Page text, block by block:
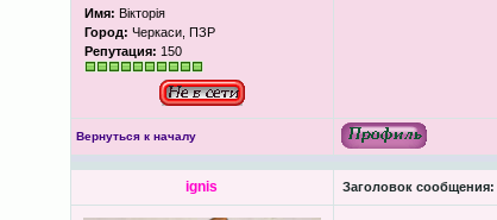
Имя: Вікторія
Город: Черкаси, ПЗР
Репутация: 150
Вернуться к началу
ignis Заголовок сообщения: